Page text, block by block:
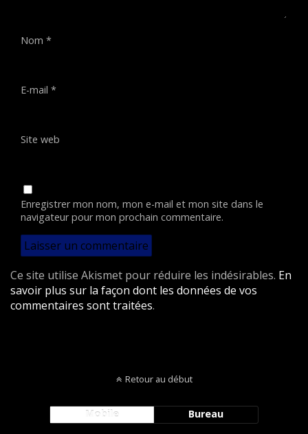
Nom *
E-mail *
Site web
Enregistrer mon nom, mon e-mail et mon site dans le
navigateur pour mon prochain commentaire.
Ce site utilise Akismet pour réduire les indésirables. En
savoir plus sur la façon dont les données de vos
commentaires sont traitées.
Retour au début
Mobile Bureau